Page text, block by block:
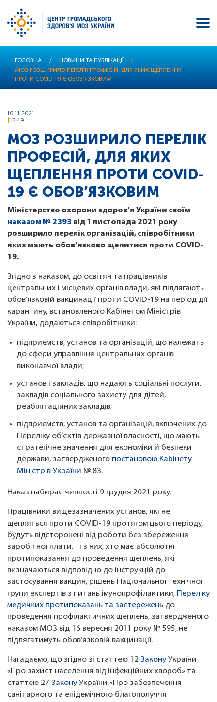
ГОЛОВНА / НОВИНИ ТА ПУБЛІКАЦІЇ
/
МОЗ РОЗШИРИЛО ПЕРЕЛІК ПРОФЕСІЙ, ДЛЯ ЯКИХ ЩЕПЛЕННЯ
ПРОТИ COVID-19 Є ОБОВ’ЯЗКОВИМ
10.11.2021
12:49
МОЗ РОЗШИРИЛО ПЕРЕЛІК
ПРОФЕСІЙ, ДЛЯ ЯКИХ
ЩЕПЛЕННЯ ПРОТИ COVID-
19 Є ОБОВ’ЯЗКОВИМ
Міністерство охорони здоров’я України своїм
наказом № 2393 від 1 листопада 2021 року
розширило перелік організацій, співробітники
яких мають обов’язково щепитися проти COVID-
19.
Згідно з наказом, до освітян та працівників
центральних і місцевих органів влади, які підлягають
обов’язковій вакцинації проти COVID-19 на період дії
карантину, встановленого Кабінетом Міністрів
України, додаються співробітники:
підприємств, установ та організацій, що належать
до сфери управління центральних органів
виконавчої влади;
установ і закладів, що надають соціальні послуги,
закладів соціального захисту для дітей,
реабілітаційних закладів;
підприємств, установ та організацій, включених до
Переліку об’єктів державної власності, що мають
стратегічне значення для економіки й безпеки
держави, затвердженого постановою Кабінету
Міністрів України № 83.
Наказ набирає чинності 9 грудня 2021 року.
Працівники вищезазначених установ, які не
щепляться проти COVID-19 протягом цього періоду,
будуть відсторонені від роботи без збереження
заробітної плати. Ті з них, хто має абсолютні
протипоказання до проведення щеплень, які
визначаються відповідно до інструкцій до
застосування вакцин, рішень Національної технічної
групи експертів з питань імунопрофілактики,
Переліку
медичних протипоказань та застережень до
проведення профілактичних щеплень, затвердженого
наказом МОЗ від 16 вересня 2011 року № 595, не
підлягатимуть обов’язковій вакцинації.
Нагадаємо, що згідно зі статтею 12 Закону України
«Про захист населення від інфекційних хвороб» та
статтею 27 Закону України «Про забезпечення
санітарного та епідемічного благополуччя